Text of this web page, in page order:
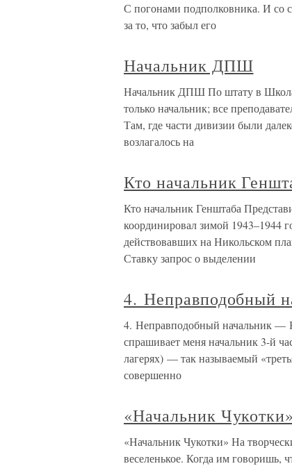
С погонами подполковника. И со
за то, что забыл его
Начальник ДПШ
Начальник ДПШ По штату в
только начальник; все
Там, где части дивизии были
возлагалось на
Кто начальник
Кто начальник Генштаба
координировал зимой 1943–1944
действовавших на Никольском
Ставку запрос о выделении
4. Неправподобный
4. Неправподобный начальник —
спрашивает меня начальник 3-й
лагерях) — так называемый
совершенно
«Начальник Чукотки»
«Начальник Чукотки» На
веселенькое. Когда им говоришь,